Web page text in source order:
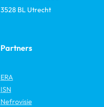
3528 BL Utrecht
Partners
ERA
ISN
Nefrovisie